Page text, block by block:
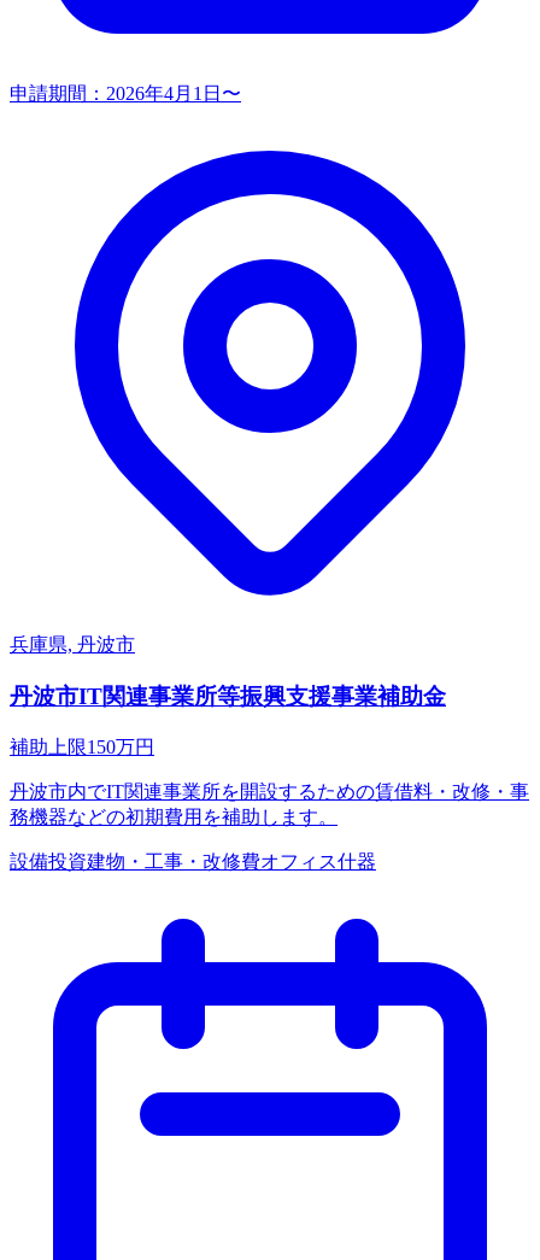
申請期間： 2026年4月1日〜
兵庫県, 丹波市
丹波市IT関連事業所等振興支援事業補助金
補助上限150万円
丹波市内でIT関連事業所を開設するための賃借料・改修・事
務機器などの初期費用を補助します。
設備投資建物・工事・改修費オフィス什器